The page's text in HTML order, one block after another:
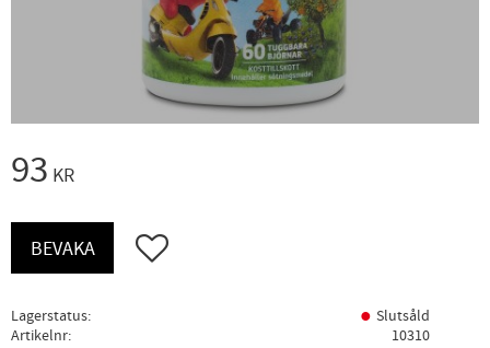
93 KR
Lägg till i favoriter
BEVAKA
Lagerstatus
Slutsåld
Artikelnr
10310